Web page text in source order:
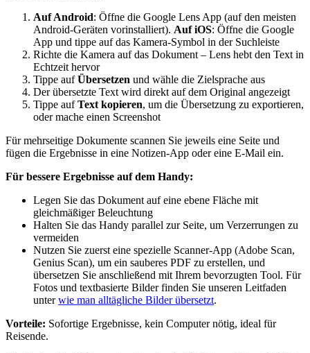
Auf Android: Öffne die Google Lens App (auf den meisten
Android-Geräten vorinstalliert). Auf iOS: Öffne die Google
App und tippe auf das Kamera-Symbol in der Suchleiste
Richte die Kamera auf das Dokument – Lens hebt den Text in
Echtzeit hervor
Tippe aufÜbersetzen und wähle die Zielsprache aus
Der übersetzte Text wird direkt auf dem Original angezeigt
Tippe aufText kopieren, um die Übersetzung zu exportieren,
oder mache einen Screenshot
Für mehrseitige Dokumente scannen Sie jeweils eine Seite und
fügen die Ergebnisse in eine Notizen-App oder eine E-Mail ein.
Für bessere Ergebnisse auf dem Handy:
Legen Sie das Dokument auf eine ebene Fläche mit
gleichmäßiger Beleuchtung
Halten Sie das Handy parallel zur Seite, um Verzerrungen zu
vermeiden
Nutzen Sie zuerst eine spezielle Scanner-App (Adobe Scan,
Genius Scan), um ein sauberes PDF zu erstellen, und
übersetzen Sie anschließend mit Ihrem bevorzugten Tool. Für
Fotos und textbasierte Bilder finden Sie unseren Leitfaden
unterwie man alltägliche Bilder übersetzt.
Vorteile: Sofortige Ergebnisse, kein Computer nötig, ideal für
Reisende.